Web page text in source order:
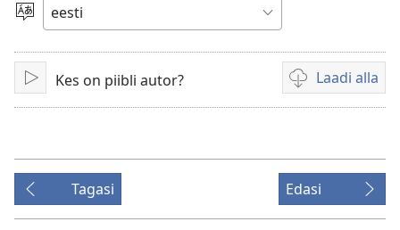
Vali
EsitaKes on piibli autor? Laadi alla
Videote
Tagasi Edasi